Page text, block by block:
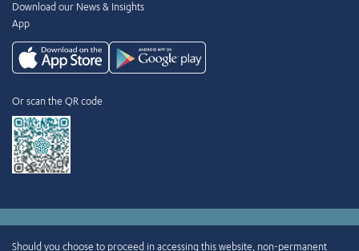
Download our News & Insights
App
Or scan the QR code
2015-2025 Abdul Latif Jameel IPR Company Limited. Permission to use this
Should you choose to proceed in accessing this website, non-permanent